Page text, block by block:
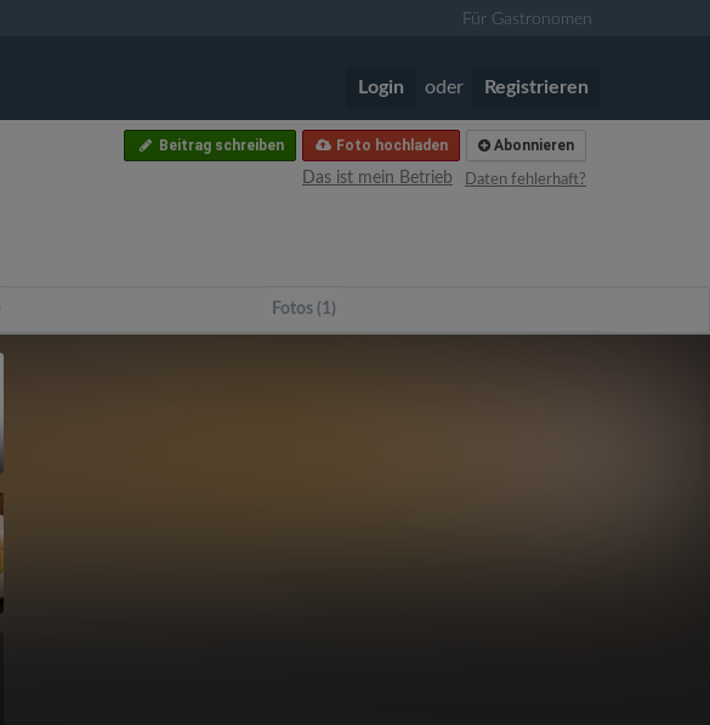
Für Gastronomen
Login oder Registrieren
Abonnieren
Foto hochladen
Beitrag schreiben
Daten fehlerhaft?
Das ist mein Betrieb
Fotos (1)